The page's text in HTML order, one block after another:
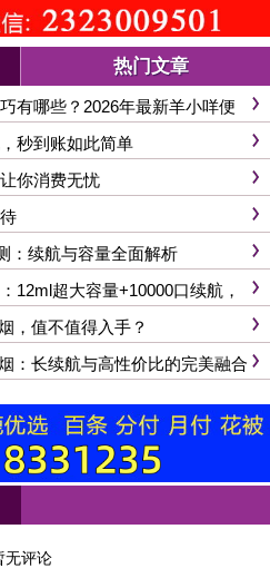
热门文章
有哪些？2026年最新羊小咩便
秒到账如此简单
你消费无忧
：续航与容量全面解析
12ml超大容量+10000口续航，
，值不值得入手？
：长续航与高性价比的完美融合
无评论